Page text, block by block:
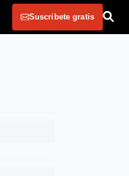
Suscribete gratis